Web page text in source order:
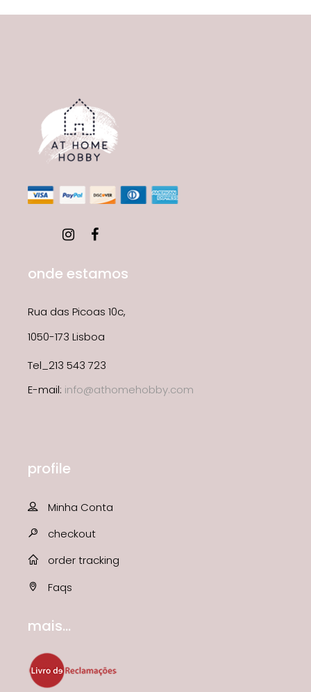
onde estamos
Rua das Picoas 10c,
1050-173 Lisboa
Tel_213 543 723
E-mail: info@athomehobby.com
profile
Minha Conta
checkout
order tracking
Faqs
mais...